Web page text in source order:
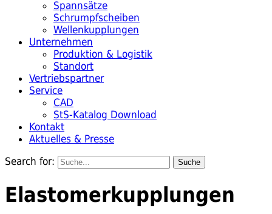
Spannsätze
Schrumpfscheiben
Wellenkupplungen
Unternehmen
Produktion & Logistik
Standort
Vertriebspartner
Service
CAD
StS-Katalog Download
Kontakt
Aktuelles & Presse
Search for:
Elastomerkupplungen